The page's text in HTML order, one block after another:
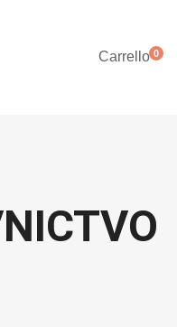
Carrello0